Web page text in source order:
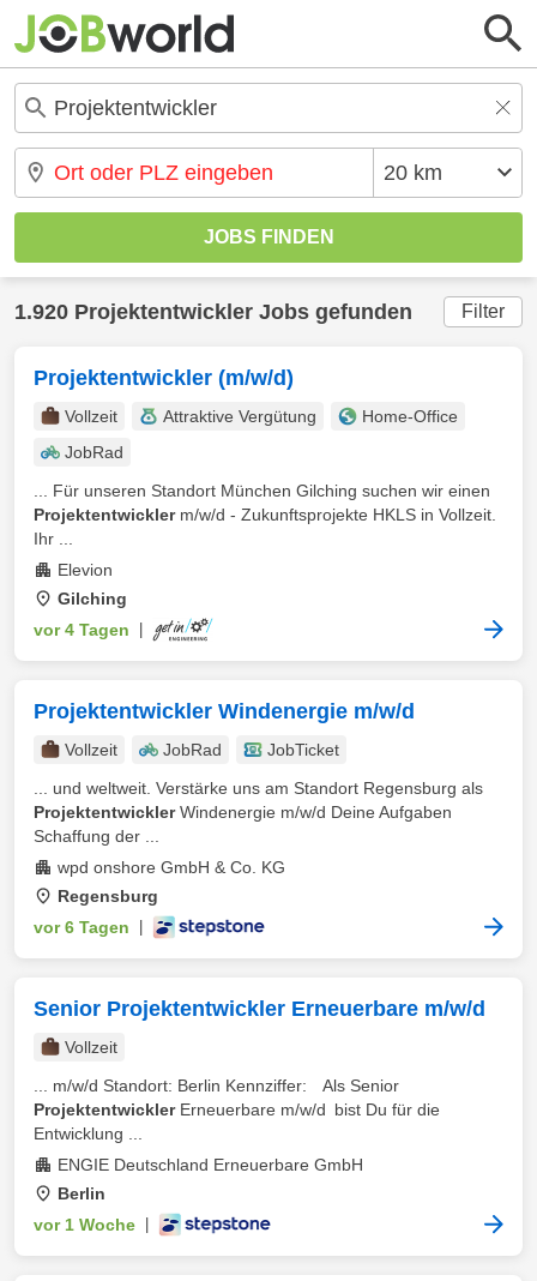
1.920 Projektentwickler Jobs gefunden Filter
Projektentwickler (m/w/d)
Vollzeit Attraktive Vergütung
Home-Office
JobRad
... Für unseren Standort München Gilching suchen wir einen
Projektentwicklerm/w/d - Zukunftsprojekte HKLS in Vollzeit.
Ihr ...
Elevion
Gilching
vor 4 Tagen
Projektentwickler Windenergie m/w/d
Vollzeit JobRad
JobTicket
... und weltweit. Verstärke uns am Standort Regensburg als
ProjektentwicklerWindenergie m/w/d Deine Aufgaben
Schaffung der ...
wpd onshore GmbH & Co. KG
Regensburg
vor 6 Tagen
Senior Projektentwickler Erneuerbare m/w/d
Vollzeit
... m/w/d Standort: Berlin Kennziffer: Als Senior
ProjektentwicklerErneuerbare m/w/d bist Du für die
Entwicklung ...
ENGIE Deutschland Erneuerbare GmbH
Berlin
vor 1 Woche